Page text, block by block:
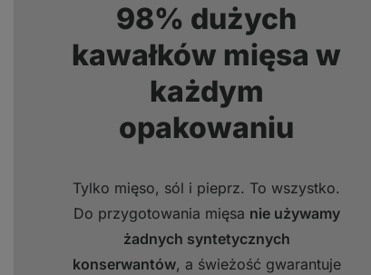
98% dużych
kawałków mięsa w
każdym
opakowaniu
Tylko mięso, sól i pieprz. To wszystko.
Do przygotowania mięsa nie używamy
żadnych syntetycznych
konserwantów, a świeżość gwarantuje